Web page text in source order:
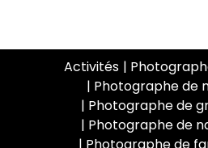
Activités
Photographe de
Photographe de
Photographe de